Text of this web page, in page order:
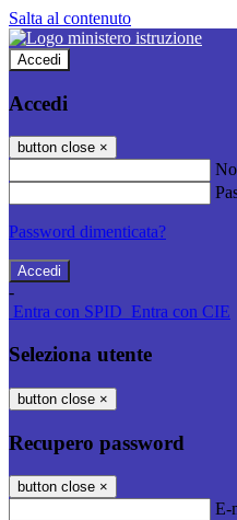
Salta al contenuto
Accedi
Accedi
button close ×
Password dimenticata?
-
Entra con SPID Entra con CIE
Seleziona utente
button close ×
Recupero password
button close ×
E-